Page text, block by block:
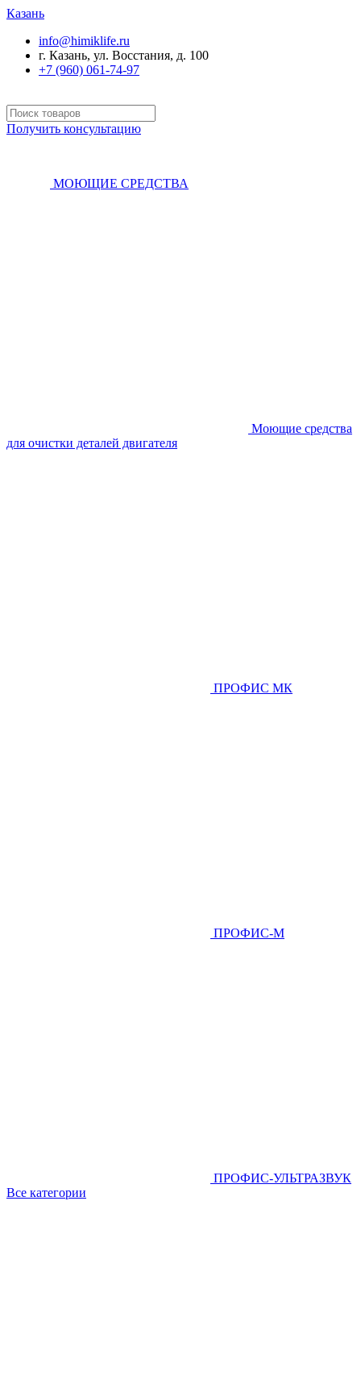
Казань
info@himiklife.ru
г. Казань, ул. Восстания, д. 100
+7 (960) 061-74-97
Получить консультацию
МОЮЩИЕ СРЕДСТВА
Моющие средства
для очистки деталей двигателя
ПРОФИС МК
ПРОФИС-М
ПРОФИС-УЛЬТРАЗВУК
Все категории